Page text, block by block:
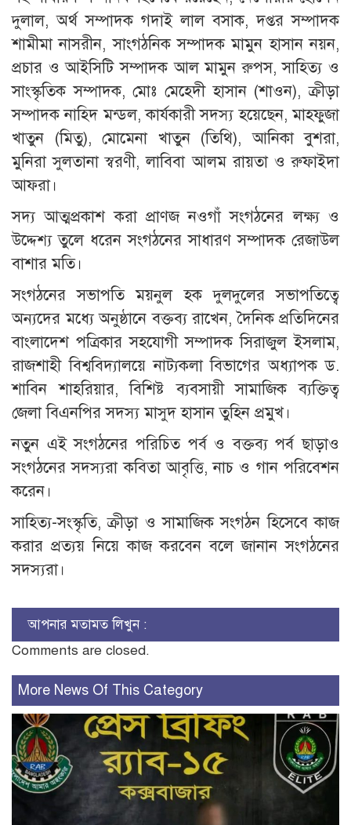
দুলাল, অর্থ সম্পাদক গদাই লাল বসাক, দপ্তর সম্পাদক
শামীমা নাসরীন, সাংগঠনিক সম্পাদক মামুন হাসান নয়ন,
প্রচার ও আইসিটি সম্পাদক আল মামুন রুপস, সাহিত্য ও
সাংস্কৃতিক সম্পাদক, মোঃ মেহেদী হাসান (শাওন), ক্রীড়া
সম্পাদক নাহিদ মন্ডল, কার্যকারী সদস্য হয়েছেন, মাহফুজা
খাতুন (মিতু), মোমেনা খাতুন (তিথি), আনিকা বুশরা,
মুনিরা সুলতানা স্বরণী, লাবিবা আলম রায়তা ও রুফাইদা
আফরা।
সদ্য আত্মপ্রকাশ করা প্রাণজ নওগাঁ সংগঠনের লক্ষ্য ও
উদ্দেশ্য তুলে ধরেন সংগঠনের সাধারণ সম্পাদক রেজাউল
বাশার মতি।
সংগঠনের সভাপতি ময়নুল হক দুলদুলের সভাপতিত্বে
অন্যদের মধ্যে অনুষ্ঠানে বক্তব্য রাখেন, দৈনিক প্রতিদিনের
বাংলাদেশ পত্রিকার সহযোগী সম্পাদক সিরাজুল ইসলাম,
রাজশাহী বিশ্ববিদ্যালয়ে নাট্যকলা বিভাগের অধ্যাপক ড.
শাবিন শাহরিয়ার, বিশিষ্ট ব্যবসায়ী সামাজিক ব্যক্তিত্ব
জেলা বিএনপির সদস্য মাসুদ হাসান তুহিন প্রমুখ।
নতুন এই সংগঠনের পরিচিত পর্ব ও বক্তব্য পর্ব ছাড়াও
সংগঠনের সদস্যরা কবিতা আবৃত্তি, নাচ ও গান পরিবেশন
করেন।
সাহিত্য-সংস্কৃতি, ক্রীড়া ও সামাজিক সংগঠন হিসেবে কাজ
করার প্রত্যয় নিয়ে কাজ করবেন বলে জানান সংগঠনের
সদস্যরা।
আপনার মতামত লিখুন :
Comments are closed.
More News Of This Category